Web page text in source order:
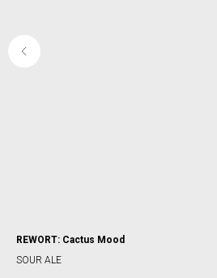
REWORT: Cactus Mood
SOUR ALE